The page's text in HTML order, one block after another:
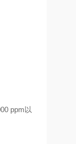
ppm以